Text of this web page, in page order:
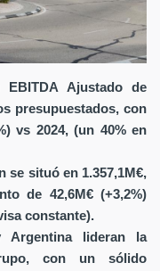
Ajustado de
presupuestados, con
vs 2024, (un 40% en
se situó en 1.357,1M€,
de 42,6M€ (+3,2%)
constante).
Argentina lideran la
con un sólido